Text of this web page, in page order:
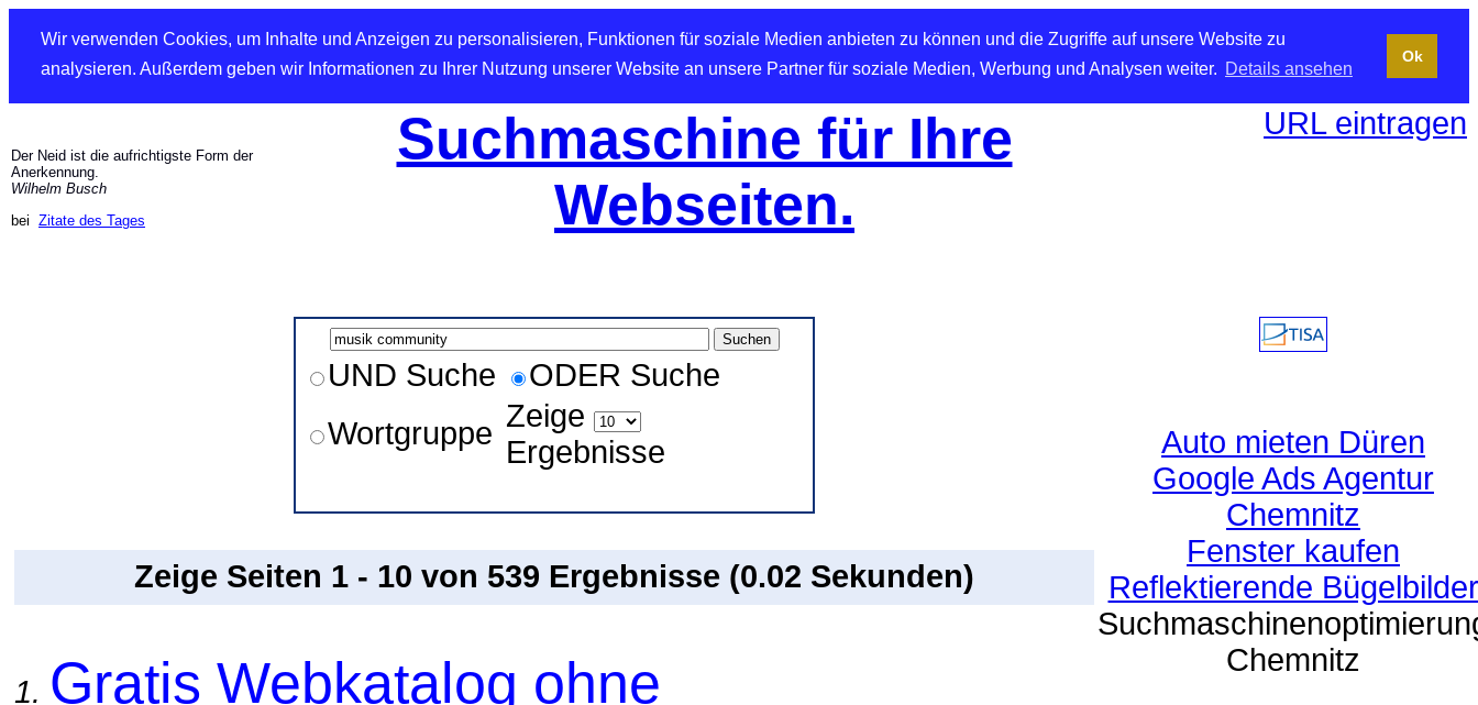
Wir verwenden Cookies, um Inhalte und Anzeigen zu personalisieren, Funktionen für soziale Medien anbieten zu können und die Zugriffe auf unsere Website zu
analysieren. Außerdem geben wir Informationen zu Ihrer Nutzung unserer Website an unsere Partner für soziale Medien, Werbung und Analysen weiter. Details ansehen
Ok
Der Neid ist die aufrichtigste Form der
Anerkennung.
Wilhelm Busch
bei Zitate des Tages
Suchmaschine für Ihre
Webseiten.
URL eintragen
UND Suche
ODER Suche
Wortgruppe Zeige
Ergebnisse
Zeige Seiten 1 - 10 von 539 Ergebnisse (0.02 Sekunden)
1. Gratis Webkatalog ohne
Auto mieten Düren
Google Ads Agentur
Chemnitz
Fenster kaufen
Reflektierende Bügelbilder
Chemnitz